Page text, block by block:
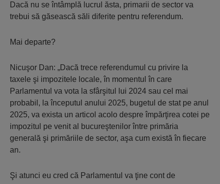
Dacă nu se întâmplă lucrul ăsta, primarii de sector va
trebui să găsească săli diferite pentru referendum.
Mai departe?
Nicuşor Dan: „Dacă trece referendumul cu privire la
taxele şi impozitele locale, în momentul în care
Parlamentul va vota la sfârşitul lui 2024 sau cel mai
probabil, la începutul anului 2025, bugetul de stat pe anul
2025, va exista un articol acolo despre împărţirea cotei pe
impozitul pe venit al bucureştenilor între primăria
generală şi primăriile de sector, aşa cum există în fiecare
an.
Şi atunci eu cred că Parlamentul va ţine cont de